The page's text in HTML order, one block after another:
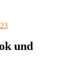
und